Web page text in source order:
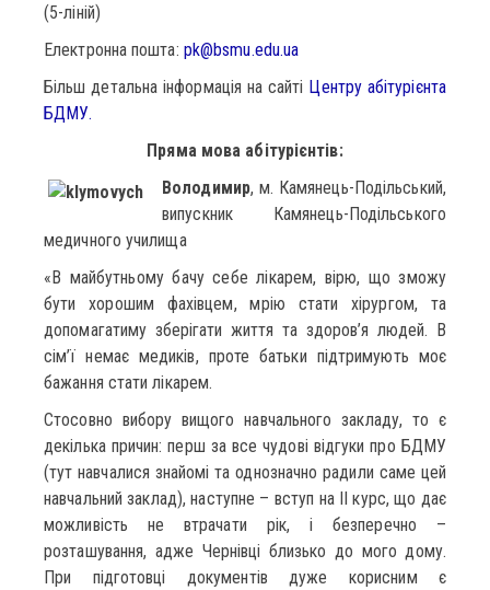
(5-ліній)
Електронна пошта: pk@bsmu.edu.ua
Більш детальна інформація на сайті Центру абітурієнта
БДМУ.
Пряма мова абітурієнтів:
Володимир, м. Камянець-Подільський,
випускник Камянець-Подільського
медичного училища
«В майбутньому бачу себе лікарем, вірю, що зможу
бути хорошим фахівцем, мрію стати хірургом, та
допомагатиму зберігати життя та здоров’я людей. В
сім’ї немає медиків, проте батьки підтримують моє
бажання стати лікарем.
Стосовно вибору вищого навчального закладу, то є
декілька причин: перш за все чудові відгуки про БДМУ
(тут навчалися знайомі та однозначно радили саме цей
навчальний заклад), наступне – вступ на ІІ курс, що дає
можливість не втрачати рік, і безперечно –
розташування, адже Чернівці близько до мого дому.
При підготовці документів дуже корисним є